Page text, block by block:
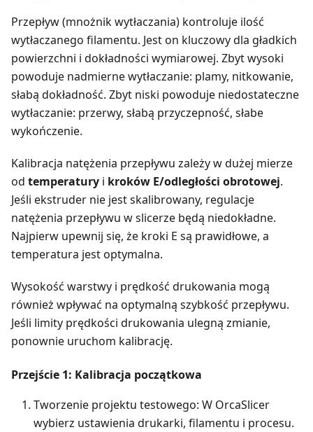
Przepływ (mnożnik wytłaczania) kontroluje ilość
wytłaczanego filamentu. Jest on kluczowy dla gładkich
powierzchni i dokładności wymiarowej. Zbyt wysoki
powoduje nadmierne wytłaczanie: plamy, nitkowanie,
słabą dokładność. Zbyt niski powoduje niedostateczne
wytłaczanie: przerwy, słabą przyczepność, słabe
wykończenie.
Kalibracja natężenia przepływu zależy w dużej mierze
od temperatury i kroków E/odległości obrotowej.
Jeśli ekstruder nie jest skalibrowany, regulacje
natężenia przepływu w slicerze będą niedokładne.
Najpierw upewnij się, że kroki E są prawidłowe, a
temperatura jest optymalna.
Wysokość warstwy i prędkość drukowania mogą
również wpływać na optymalną szybkość przepływu.
Jeśli limity prędkości drukowania ulegną zmianie,
ponownie uruchom kalibrację.
Przejście 1: Kalibracja początkowa
Tworzenie projektu testowego: W OrcaSlicer
wybierz ustawienia drukarki, filamentu i procesu.